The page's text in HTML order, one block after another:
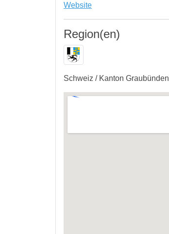
Website
Region(en)
Schweiz / Kanton Graubünden